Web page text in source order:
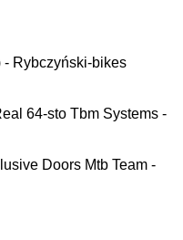
- Rybczyński-bikes
64-sto Tbm Systems -
Doors Mtb Team -